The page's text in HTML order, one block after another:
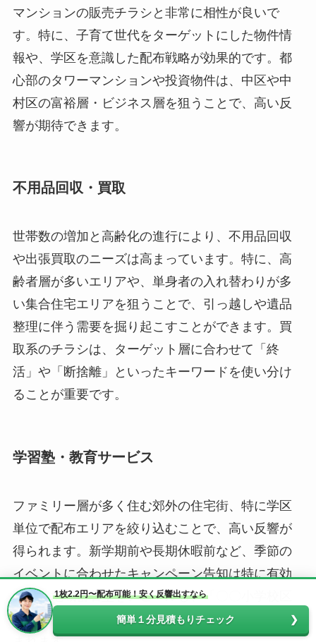
マンションの販売チラシと非常に相性が良いで
す。特に、子育て世代をターゲットにした物件情
報や、学区を意識した配布戦略が効果的です。都
心部のタワーマンションや投資物件は、中区や中
村区の富裕層・ビジネス層を狙うことで、高い反
響が期待できます。
不用品回収・買取
世帯数の増加と高齢化の進行により、不用品回収
や出張買取のニーズは高まっています。特に、高
齢者層が多いエリアや、単身者の入れ替わりが多
い集合住宅エリアを狙うことで、引っ越しや遺品
整理に伴う需要を掘り起こすことができます。買
取系のチラシは、ターゲット層に合わせて「終
活」や「断捨離」といったキーワードを使い分け
ることが重要です。
学習塾・教育サービス
ファミリー層が多く住む郊外の住宅街、特に学区
単位で配布エリアを絞り込むことで、高い反響が
得られます。新学期前や長期休暇前など、季節の
イベントに合わせたキャンペーン告知は特に有効
です。地域密着型をアピールし、「〇〇小学校区
限定」といったメッセージを入れると親近感が生
1枚2.2円〜配布可能！安く反響出すなら
簡単１分見積もりチェック